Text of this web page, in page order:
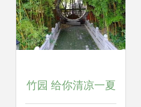
竹园 给你清凉一夏